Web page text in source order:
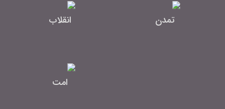
انقلاب تمدن
امت